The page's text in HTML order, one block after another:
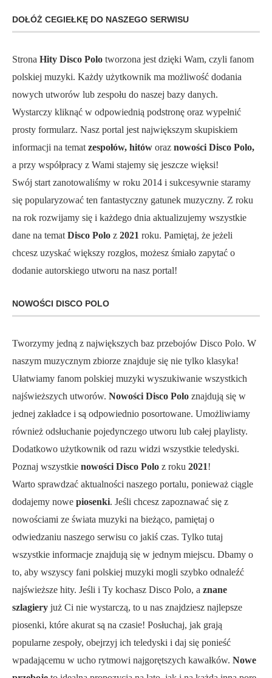
DOŁÓŻ CEGIEŁKĘ DO NASZEGO SERWISU
Strona Hity Disco Polo tworzona jest dzięki Wam, czyli fanom
polskiej muzyki. Każdy użytkownik ma możliwość dodania
nowych utworów lub zespołu do naszej bazy danych.
Wystarczy kliknąć w odpowiednią podstronę oraz wypełnić
prosty formularz. Nasz portal jest największym skupiskiem
informacji na tematzespołów, hitów oraz nowości Disco Polo,
a przy współpracy z Wami stajemy się jeszcze więksi!
Swój start zanotowaliśmy w roku 2014 i sukcesywnie staramy
się popularyzować ten fantastyczny gatunek muzyczny. Z roku
na rok rozwijamy się i każdego dnia aktualizujemy wszystkie
dane na tematDisco Polo z 2021 roku. Pamiętaj, że jeżeli
chcesz uzyskać większy rozgłos, możesz śmiało zapytać o
dodanie autorskiego utworu na nasz portal!
NOWOŚCI DISCO POLO
Tworzymy jedną z największych baz przebojów Disco Polo. W
naszym muzycznym zbiorze znajduje się nie tylko klasyka!
Ułatwiamy fanom polskiej muzyki wyszukiwanie wszystkich
najświeższych utworów. Nowości Disco Polo znajdują się w
jednej zakładce i są odpowiednio posortowane. Umożliwiamy
również odsłuchanie pojedynczego utworu lub całej playlisty.
Dodatkowo użytkownik od razu widzi wszystkie teledyski.
Poznaj wszystkie nowości Disco Polo z roku 2021!
Warto sprawdzać aktualności naszego portalu, ponieważ ciągle
dodajemy nowe piosenki. Jeśli chcesz zapoznawać się z
nowościami ze świata muzyki na bieżąco, pamiętaj o
odwiedzaniu naszego serwisu co jakiś czas. Tylko tutaj
wszystkie informacje znajdują się w jednym miejscu. Dbamy o
to, aby wszyscy fani polskiej muzyki mogli szybko odnaleźć
najświeższe hity. Jeśli i Ty kochasz Disco Polo, a znane
szlagiery już Ci nie wystarczą, to u nas znajdziesz najlepsze
piosenki, które akurat są na czasie! Posłuchaj, jak grają
popularne zespoły, obejrzyj ich teledyski i daj się ponieść
wpadającemu w ucho rytmowi najgorętszych kawałków. Nowe